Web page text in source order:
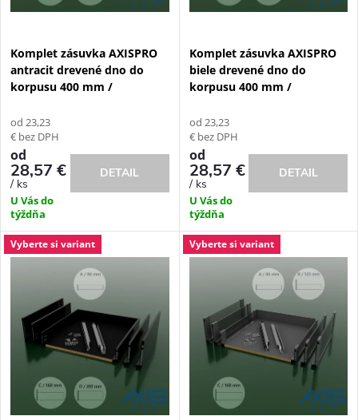
e
p
o
d
u
k
t
o
p
r
o
d
u
k
t
o
Komplet zásuvka AXISPRO
antracit drevené dno do
korpusu 400 mm /
od 23,23
€ bez DPH
od
28,57 €
/ ks
U Vás do
týždňa
DETAIL
Komplet zásuvka AXISPRO
biele drevené dno do
korpusu 400 mm /
od 23,23
€ bez DPH
od
28,57 €
/ ks
U Vás do
týždňa
DETAIL
Vyberte si variant Vyberte si variant